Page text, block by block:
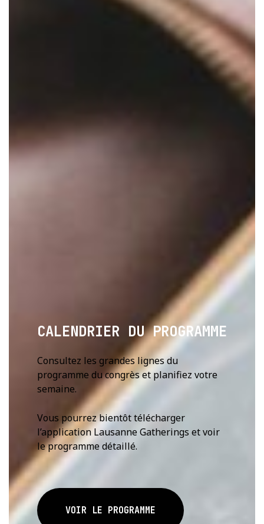
CALENDRIER DU PROGRAMME
Consultez les grandes lignes du
programme du congrès et planifiez votre
semaine.
Vous pourrez bientôt télécharger
l’application Lausanne Gatherings et voir
le programme détaillé.
VOIR LE PROGRAMME